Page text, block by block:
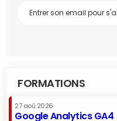
FORMATIONS
27 aoû 2026
Google Analytics GA4